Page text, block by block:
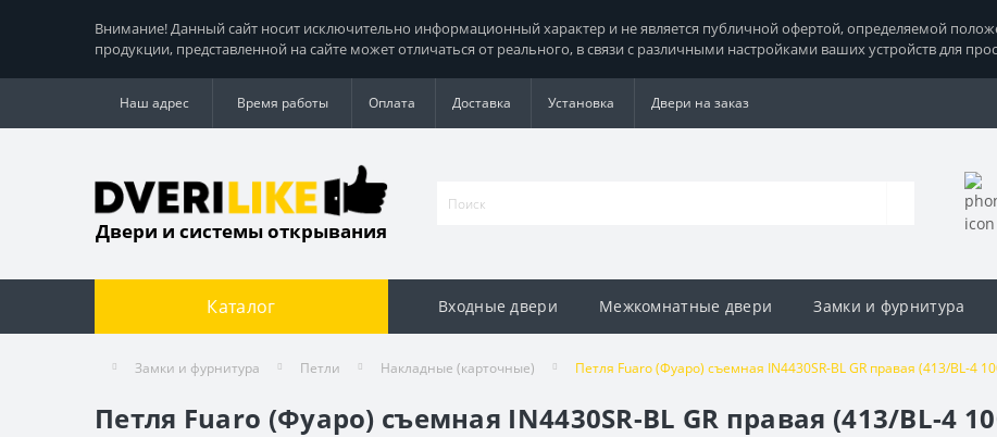
Внимание! Данный сайт носит исключительно информационный характер и не является публичной офертой, определяемой
продукции, представленной на сайте может отличаться от реального, в связи с различными настройками ваших устройств для
Наш адрес Время работы Оплата Доставка Установка Двери на заказ
Двери и системы открывания
Каталог Входные двери Межкомнатные двери Замки и фурнитура
Замки и фурнитура Петли Накладные (карточные) Петля Fuaro (Фуаро) съемная IN4430SR-BL GR правая (413/BL-4
Петля Fuaro (Фуаро) съемная IN4430SR-BL GR правая (413/BL-4